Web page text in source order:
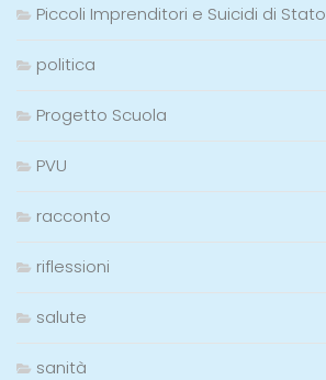
Piccoli Imprenditori e Suicidi di Stato
politica
Progetto Scuola
PVU
racconto
riflessioni
salute
sanità